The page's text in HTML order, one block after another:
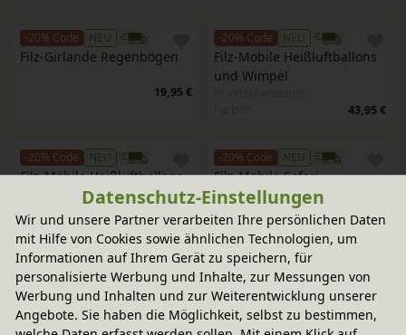
-20% Code NEU
Filz-Girlande Regenbögen
19,95 €
-20% Code NEU
Filz-Mobile Heißluftballons
und Wimpel
43,95 €
-20% Code NEU
Filz-Mobile Heißluftballons
und Wimpel
In verschiedenen
Farben
42,95 €
-20% Code NEU
Filz-Mobile Safari
-20% Code NEU
Filz-Mobile Flugzeuge und
Wolken
-20% Code NEU
Filz-Aufbewahrungsbox
Wimpel
Datenschutz-Einstellungen
Wir und unsere Partner verarbeiten Ihre persönlichen Daten
mit Hilfe von Cookies sowie ähnlichen Technologien, um
Informationen auf Ihrem Gerät zu speichern, für
personalisierte Werbung und Inhalte, zur Messungen von
Werbung und Inhalten und zur Weiterentwicklung unserer
Angebote. Sie haben die Möglichkeit, selbst zu bestimmen,